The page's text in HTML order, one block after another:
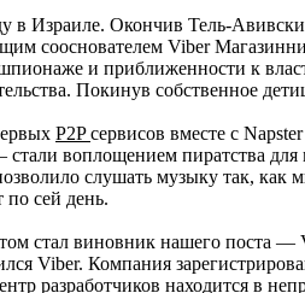
в Израиле. Окончив Тель-
сооснователем Viber
и приближенности к
Покинув собственное
P2Pсервисов вместе с
воплощением пиратства для
слушать музыку так, как
по сей день.
стал виновник нашего поста
Viber. Компания зарегистрирова
р разработчиков находится в